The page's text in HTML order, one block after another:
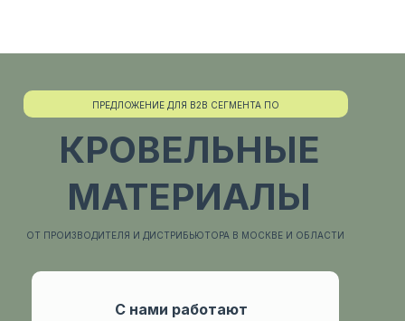
ОТ ПРОИЗВОДИТЕЛЯ И ДИСТРИБЬЮТОРА В МОСКВЕ И ОБЛАСТИ
КРОВЕЛЬНЫЕ
МАТЕРИАЛЫ
ПРЕДЛОЖЕНИЕ ДЛЯ B2B СЕГМЕНТА ПО
С нами работают